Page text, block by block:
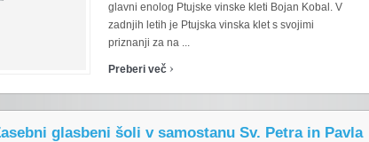
glavni enolog Ptujske vinske kleti Bojan Kobal. V
zadnjih letih je Ptujska vinska klet s svojimi
priznanji za na ...
Preberi več ›
glasbeni šoli v samostanu Sv. Petra in Pavla